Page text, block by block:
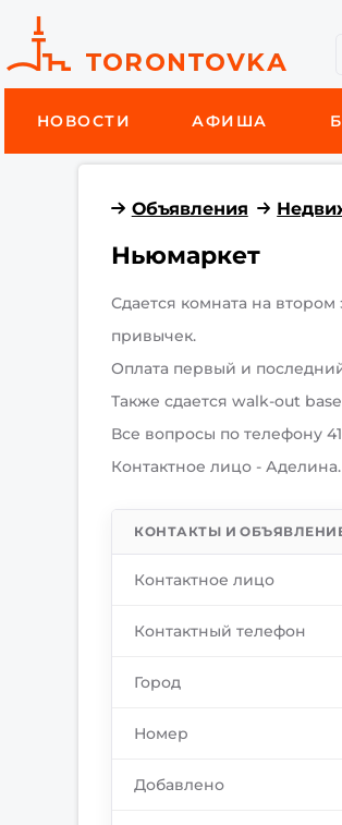
НОВОСТИ АФИША
Объявления
Ньюмаркет
Сдается комната на
привычек.
Оплата первый и
Также сдается walk-out
Все вопросы по телефону
Контактное лицо - Аделина.
КОНТАКТЫ И
Контактное лицо
Контактный телефон
Город
Номер
Добавлено